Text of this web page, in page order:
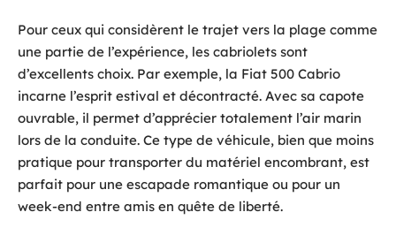
Pour ceux qui considèrent le trajet vers la plage comme
une partie de l’expérience, les cabriolets sont
d’excellents choix. Par exemple, la Fiat 500 Cabrio
incarne l’esprit estival et décontracté. Avec sa capote
ouvrable, il permet d’apprécier totalement l’air marin
lors de la conduite. Ce type de véhicule, bien que moins
pratique pour transporter du matériel encombrant, est
parfait pour une escapade romantique ou pour un
week-end entre amis en quête de liberté.